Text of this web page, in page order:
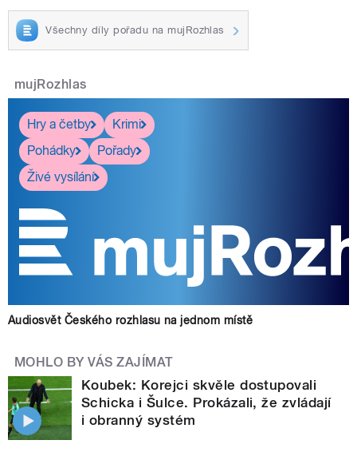
Všechny díly pořadu na mujRozhlas
mujRozhlas
Hry a četby
Krimi
Pohádky
Pořady
Živé vysílání
Audiosvět Českého rozhlasu na jednom místě
MOHLO BY VÁS ZAJÍMAT
Koubek: Korejci skvěle dostupovali
Schicka i Šulce. Prokázali, že zvládají
i obranný systém